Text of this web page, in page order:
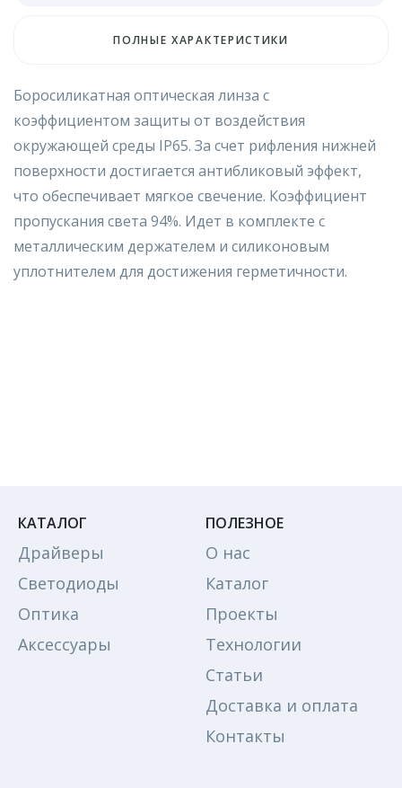
ПОЛНЫЕ ХАРАКТЕРИСТИКИ
Боросиликатная оптическая линза с
коэффициентом защиты от воздействия
окружающей среды IP65. За счет рифления нижней
поверхности достигается антибликовый эффект,
что обеспечивает мягкое свечение. Коэффициент
пропускания света 94%. Идет в комплекте с
металлическим держателем и силиконовым
уплотнителем для достижения герметичности.
КАТАЛОГ
Драйверы
Светодиоды
Оптика
Аксессуары
ПОЛЕЗНОЕ
О нас
Каталог
Проекты
Технологии
Статьи
Доставка и оплата
Контакты